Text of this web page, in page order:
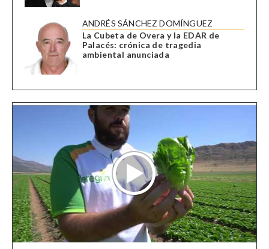
ANDRÉS SÁNCHEZ DOMÍNGUEZ
La Cubeta de Overa y la EDAR de
Palacés: crónica de tragedia
ambiental anunciada